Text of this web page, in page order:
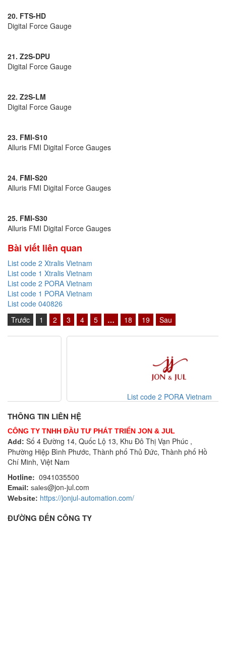
20. FTS-HD
Digital Force Gauge
21. Z2S-DPU
Digital Force Gauge
22. Z2S-LM
Digital Force Gauge
23. FMI-S10
Alluris FMI Digital Force Gauges
24. FMI-S20
Alluris FMI Digital Force Gauges
25. FMI-S30
Alluris FMI Digital Force Gauges
Bài viết liên quan
List code 2 Xtralis Vietnam
List code 1 Xtralis Vietnam
List code 2 PORA Vietnam
List code 1 PORA Vietnam
List code 040826
Trước
1 2 3 4 5 … 18 19 Sau
List code 2 PORA Vietnam
THÔNG TIN LIÊN HỆ
CÔNG TY TNHH ĐẦU TƯ PHÁT TRIỂN JON & JUL
Add: Số 4 Đường 14, Quốc Lộ 13, Khu Đô Thị Vạn Phúc ,
Phường Hiệp Bình Phước, Thành phố Thủ Đức, Thành phố Hồ
Chí Minh, Việt Nam
Hotline: 0941035500
Email: sales@jon-jul.com
Website: https://jonjul-automation.com/
ĐƯỜNG ĐẾN CÔNG TY